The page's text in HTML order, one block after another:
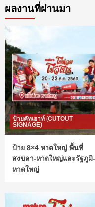
ผลงานที่ผ่านมา
ป้ายคัทเอาท์ (CUTOUT
SIGNAGE)
ป้าย 8×4 หาดใหญ่ พื้นที่
สงขลา-หาดใหญ่และรัฐภูมิ-
หาดใหญ่